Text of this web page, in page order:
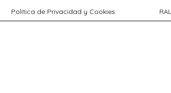
Política de Privacidad y Cookies